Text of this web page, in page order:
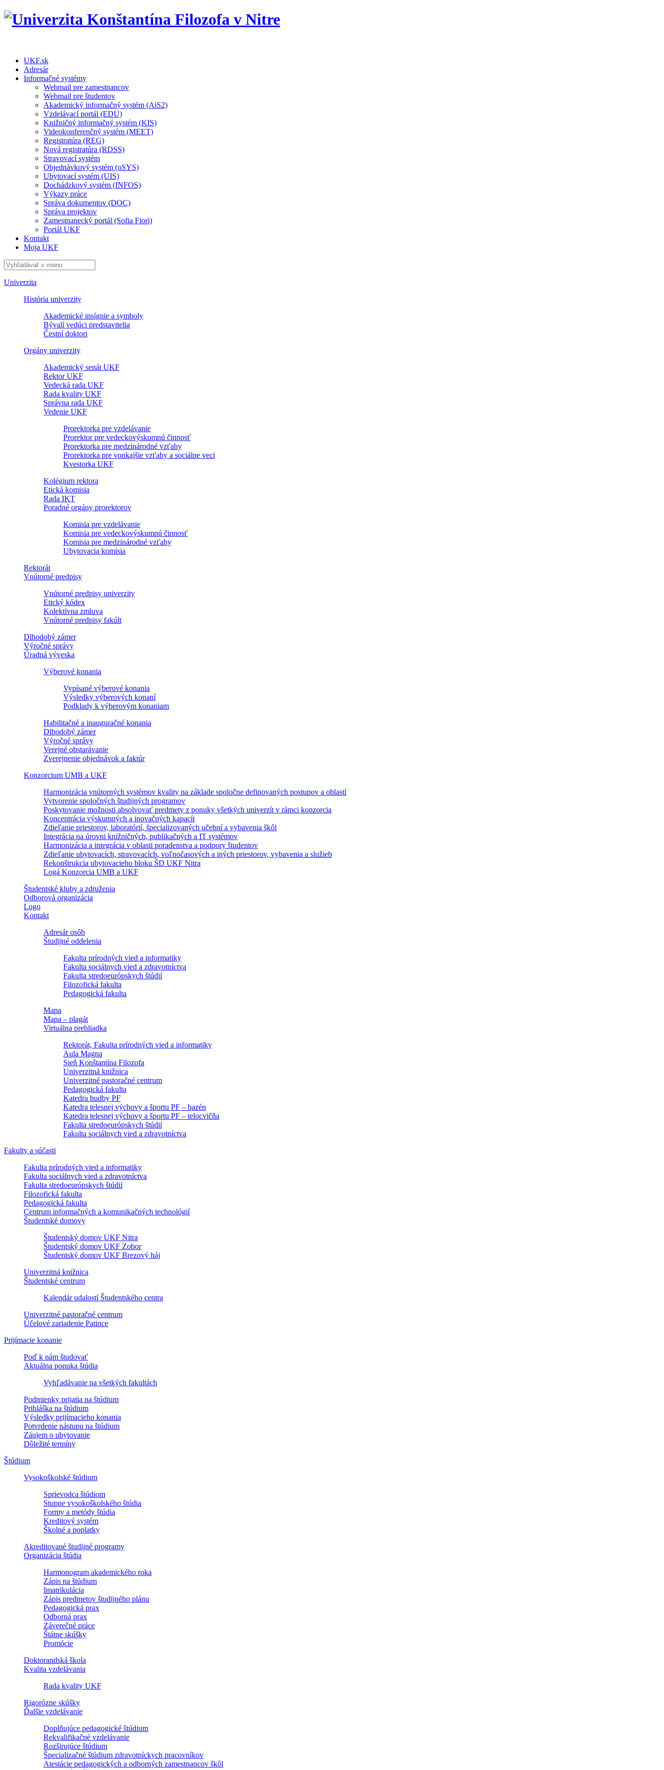
UKF.sk
Adresár
Informačné systémy
Webmail pre zamestnancov
Webmail pre študentov
Akademický informačný systém (AiS2)
Vzdelávací portál (EDU)
Knižničný informačný systém (KIS)
Videokonferenčný systém (MEET)
Registratúra (REG)
Nová registratúra (RDSS)
Stravovací systém
Objednávkový systém (oSYS)
Ubytovací systém (UIS)
Dochádzkový systém (INFOS)
Výkazy práce
Správa dokumentov (DOC)
Správa projektov
Zamestnanecký portál (Sofia Fiori)
Portál UKF
Kontakt
Moja UKF
Univerzita
História univerzity
Akademické insígnie a symboly
Bývalí vedúci predstavitelia
Čestní doktori
Orgány univerzity
Akademický senát UKF
Rektor UKF
Vedecká rada UKF
Rada kvality UKF
Správna rada UKF
Vedenie UKF
Prorektorka pre vzdelávanie
Prorektor pre vedeckovýskumnú činnosť
Prorektorka pre medzinárodné vzťahy
Prorektorka pre vonkajšie vzťahy a sociálne veci
Kvestorka UKF
Kolégium rektora
Etická komisia
Rada IKT
Poradné orgány prorektorov
Komisia pre vzdelávanie
Komisia pre vedeckovýskumnú činnosť
Komisia pre medzinárodné vzťahy
Ubytovacia komisia
Rektorát
Vnútorné predpisy
Vnútorné predpisy univerzity
Etický kódex
Kolektívna zmluva
Vnútorné predpisy fakúlt
Dlhodobý zámer
Výročné správy
Úradná výveska
Výberové konania
Vypísané výberové konania
Výsledky výberových konaní
Podklady k výberovým konaniam
Habilitačné a inauguračné konania
Dlhodobý zámer
Výročné správy
Verejné obstarávanie
Zverejnenie objednávok a faktúr
Konzorcium UMB a UKF
Harmonizácia vnútorných systémov kvality na základe spoločne definovaných postupov a oblastí
Vytvorenie spoločných študijných programov
Poskytovanie možnosti absolvovať predmety z ponuky všetkých univerzít v rámci konzorcia
Koncentrácia výskumných a inovačných kapacít
Zdieľanie priestorov, laboratórií, špecializovaných učební a vybavenia škôl
Integrácia na úrovni knižničných, publikačných a IT systémov
Harmonizácia a integrácia v oblasti poradenstva a podpory študentov
Zdieľanie ubytovacích, stravovacích, voľnočasových a iných priestorov, vybavenia a služieb
Rekonštrukcia ubytovacieho bloku ŠD UKF Nitra
Logá Konzorcia UMB a UKF
Študentské kluby a združenia
Odborová organizácia
Logo
Kontakt
Adresár osôb
Študijné oddelenia
Fakulta prírodných vied a informatiky
Fakulta sociálnych vied a zdravotníctva
Fakulta stredoeurópskych štúdií
Filozofická fakulta
Pedagogická fakulta
Mapa
Mapa – plagát
Virtuálna prehliadka
Rektorát, Fakulta prírodných vied a informatiky
Aula Magna
Sieň Konštantína Filozofa
Univerzitná knižnica
Univerzitné pastoračné centrum
Pedagogická fakulta
Katedra hudby PF
Katedra telesnej výchovy a športu PF – bazén
Katedra telesnej výchovy a športu PF – telocvičňa
Fakulta stredoeurópskych štúdií
Fakulta sociálnych vied a zdravotníctva
Fakulty a súčasti
Fakulta prírodných vied a informatiky
Fakulta sociálnych vied a zdravotníctva
Fakulta stredoeurópskych štúdií
Filozofická fakulta
Pedagogická fakulta
Centrum informačných a komunikačných technológií
Študentské domovy
Študentský domov UKF Nitra
Študentský domov UKF Zobor
Študentský domov UKF Brezový háj
Univerzitná knižnica
Študentské centrum
Kalendár udalostí Študentského centra
Univerzitné pastoračné centrum
Účelové zariadenie Patince
Prijímacie konanie
Poď k nám študovať
Aktuálna ponuka štúdia
Vyhľadávanie na všetkých fakultách
Podmienky prijatia na štúdium
Prihláška na štúdium
Výsledky prijímacieho konania
Potvrdenie nástupu na štúdium
Záujem o ubytovanie
Dôležité termíny
Štúdium
Vysokoškolské štúdium
Sprievodca štúdiom
Stupne vysokoškolského štúdia
Formy a metódy štúdia
Kreditový systém
Školné a poplatky
Akreditované študijné programy
Organizácia štúdia
Harmonogram akademického roka
Zápis na štúdium
Imatrikulácia
Zápis predmetov študijného plánu
Pedagogická prax
Odborná prax
Záverečné práce
Štátne skúšky
Promócie
Doktorandská škola
Kvalita vzdelávania
Rada kvality UKF
Rigorózne skúšky
Ďalšie vzdelávanie
Doplňujúce pedagogické štúdium
Rekvalifikačné vzdelávanie
Rozširujúce štúdium
Špecializačné štúdium zdravotníckych pracovníkov
Atestácie pedagogických a odborných zamestnancov škôl